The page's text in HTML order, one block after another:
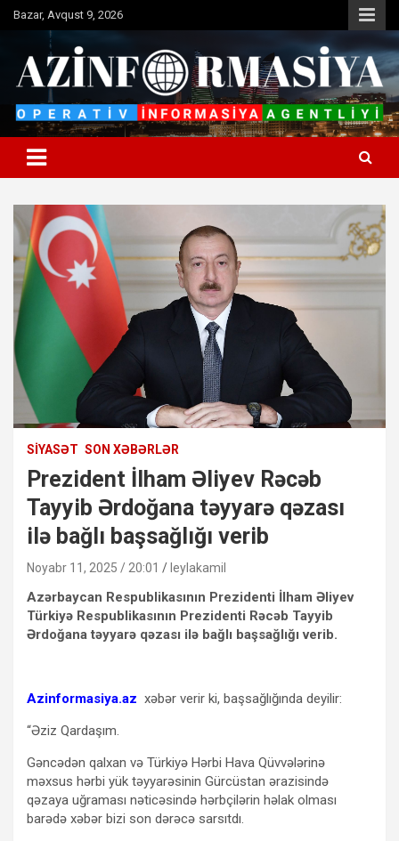
SkipBazar, Avqust 9, 2026
Azinformasiya
Operativ informasiya agentliyi
SIYASƏT SON XƏBƏRLƏR
Prezident İlham Əliyev Rəcəb
Tayyib Ərdoğana təyyarə qəzası
ilə bağlı başsağlığı verib
Noyabr 11, 2025 / 20:01 leylakamil
Azərbaycan Respublikasının Prezidenti İlham Əliyev
Türkiyə Respublikasının Prezidenti Rəcəb Tayyib
Ərdoğana təyyarə qəzası ilə bağlı başsağlığı verib.
Azinformasiya.az xəbər verir ki, başsağlığında deyilir:
“Əziz Qardaşım.
Gəncədən qalxan və Türkiyə Hərbi Hava Qüvvələrinə
məxsus hərbi yük təyyarəsinin Gürcüstan ərazisində
qəzaya uğraması nəticəsində hərbçilərin həlak olması
barədə xəbər bizi son dərəcə sarsıtdı.